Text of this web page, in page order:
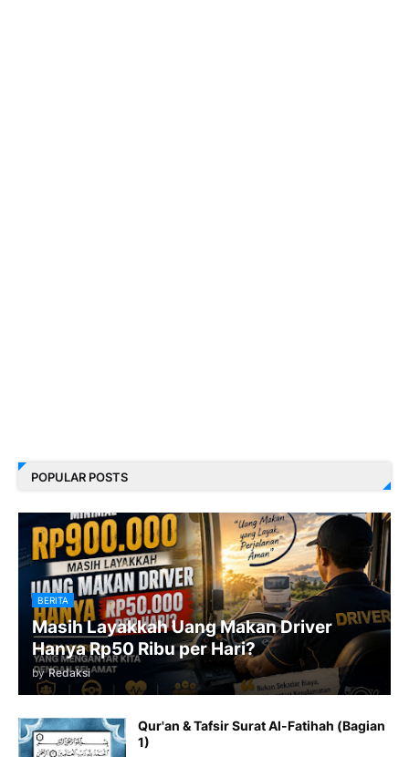
POPULAR POSTS
BERITA
Masih Layakkah Uang Makan Driver
Hanya Rp50 Ribu per Hari?
by Redaksi
Qur'an & Tafsir Surat Al-Fatihah (Bagian
1)